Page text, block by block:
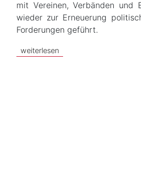
mit Vereinen, Verbänden und
wieder zur Erneuerung
Forderungen geführt.
weiterlesen